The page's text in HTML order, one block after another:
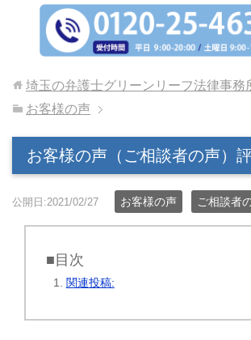
埼玉の弁護士グリーンリーフ法律事務
お客様の声
お客様の声（ご相談者の声）
公開日:2021/02/27 お客様の声 ご相談者
■目次
関連投稿: